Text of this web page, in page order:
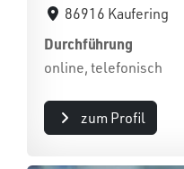
86916 Kaufering
Durchführung
online, telefonisch
zum Profil